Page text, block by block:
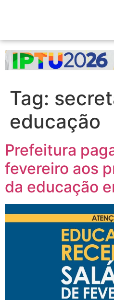
Tag:
educação
Prefeitura
fevereiro aos
da educação